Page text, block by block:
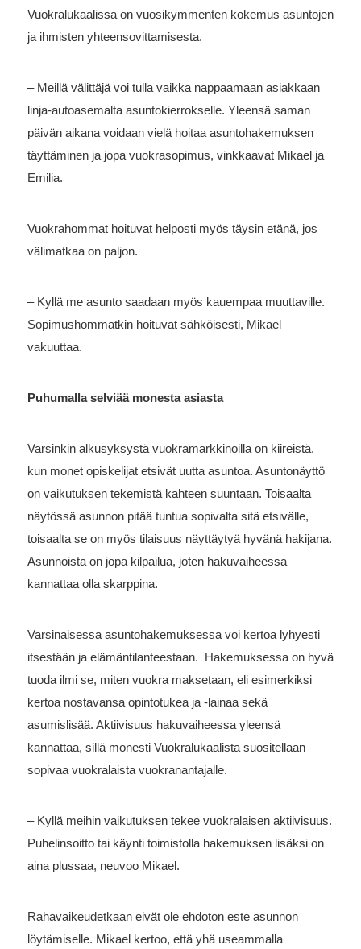
Vuokralukaalissa on vuosikymmenten kokemus asuntojen
ja ihmisten yhteensovittamisesta.
– Meillä välittäjä voi tulla vaikka nappaamaan asiakkaan
linja-autoasemalta asuntokierrokselle. Yleensä saman
päivän aikana voidaan vielä hoitaa asuntohakemuksen
täyttäminen ja jopa vuokrasopimus, vinkkaavat Mikael ja
Emilia.
Vuokrahommat hoituvat helposti myös täysin etänä, jos
välimatkaa on paljon.
– Kyllä me asunto saadaan myös kauempaa muuttaville.
Sopimushommatkin hoituvat sähköisesti, Mikael
vakuuttaa.
Puhumalla selviää monesta asiasta
Varsinkin alkusyksystä vuokramarkkinoilla on kiireistä,
kun monet opiskelijat etsivät uutta asuntoa. Asuntonäyttö
on vaikutuksen tekemistä kahteen suuntaan. Toisaalta
näytössä asunnon pitää tuntua sopivalta sitä etsivälle,
toisaalta se on myös tilaisuus näyttäytyä hyvänä hakijana.
Asunnoista on jopa kilpailua, joten hakuvaiheessa
kannattaa olla skarppina.
Varsinaisessa asuntohakemuksessa voi kertoa lyhyesti
itsestään ja elämäntilanteestaan. Hakemuksessa on hyvä
tuoda ilmi se, miten vuokra maksetaan, eli esimerkiksi
kertoa nostavansa opintotukea ja -lainaa sekä
asumislisää. Aktiivisuus hakuvaiheessa yleensä
kannattaa, sillä monesti Vuokralukaalista suositellaan
sopivaa vuokralaista vuokranantajalle.
– Kyllä meihin vaikutuksen tekee vuokralaisen aktiivisuus.
Puhelinsoitto tai käynti toimistolla hakemuksen lisäksi on
aina plussaa, neuvoo Mikael.
Rahavaikeudetkaan eivät ole ehdoton este asunnon
löytämiselle. Mikael kertoo, että yhä useammalla